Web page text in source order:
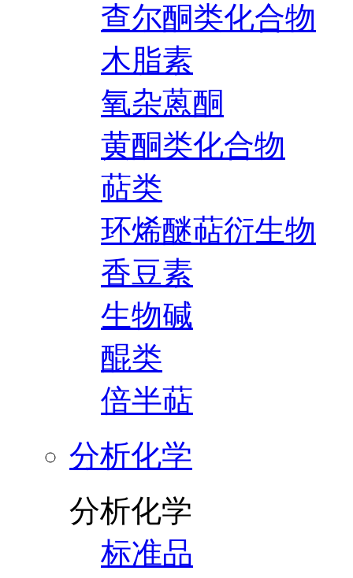
查尔酮类化合物
木脂素
氧杂蒽酮
黄酮类化合物
萜类
环烯醚萜衍生物
香豆素
生物碱
醌类
倍半萜
分析化学
分析化学
标准品